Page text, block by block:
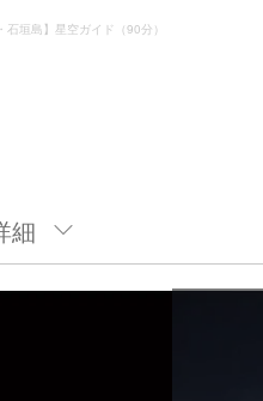
石垣島】星空ガイド（90分）
細